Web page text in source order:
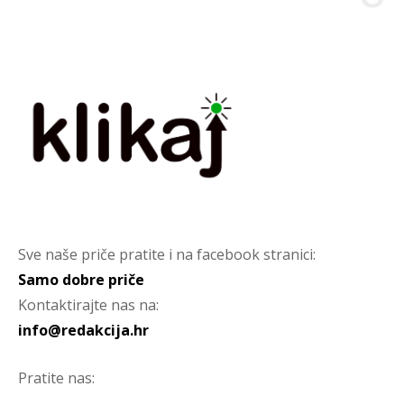
Sve naše priče pratite i na facebook stranici:
Samo dobre priče
Kontaktirajte nas na:
info@redakcija.hr
Pratite nas: